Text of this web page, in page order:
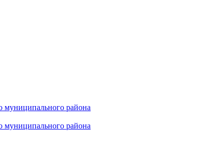
муниципального района
муниципального района